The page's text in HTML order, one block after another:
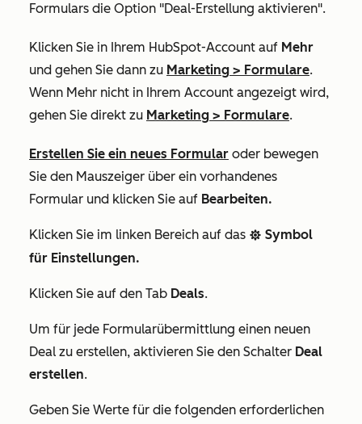
Formulars die Option "Deal-Erstellung aktivieren".
Klicken Sie in Ihrem HubSpot-Account auf Mehr
und gehen Sie dann zu Marketing > Formulare.
Wenn Mehr nicht in Ihrem Account angezeigt wird,
gehen Sie direkt zu Marketing > Formulare.
Erstellen Sie ein neues Formular oder bewegen
Sie den Mauszeiger über ein vorhandenes
Formular und klicken Sie auf Bearbeiten.
Klicken Sie im linken Bereich auf das settings Symbol
für Einstellungen.
Klicken Sie auf den Tab Deals.
Um für jede Formularübermittlung einen neuen
Deal zu erstellen, aktivieren Sie den Schalter Deal
erstellen.
Geben Sie Werte für die folgenden erforderlichen